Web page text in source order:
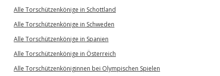
Alle Torschützenkönige in Schottland
Alle Torschützenkönige in Schweden
Alle Torschützenkönige in Spanien
Alle Torschützenkönige in Österreich
Alle Torschützenköniginnen bei Olympischen Spielen